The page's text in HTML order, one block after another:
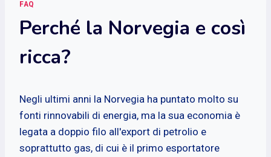
FAQ
Perché la Norvegia e così
ricca?
Negli ultimi anni la Norvegia ha puntato molto su
fonti rinnovabili di energia, ma la sua economia è
legata a doppio filo all'export di petrolio e
soprattutto gas, di cui è il primo esportatore